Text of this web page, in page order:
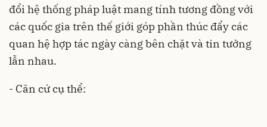
đổi hệ thống pháp luật mang tính tương đồng với
các quốc gia trên thế giới góp phần thúc đẩy các
quan hệ hợp tác ngày càng bên chặt và tin tưởng
lẫn nhau.
- Căn cứ cụ thể: